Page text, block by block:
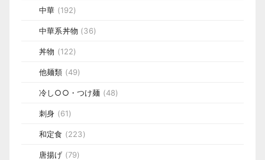
中華 (192)
中華系丼物 (36)
丼物 (122)
他麺類 (49)
冷し○○・つけ麺 (48)
刺身 (61)
和定食 (223)
唐揚げ (79)